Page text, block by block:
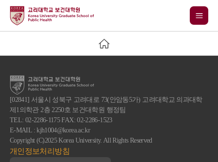
[02841] 서울시 성북구 고려대로 73(안암동5가) 고려대학교 의과대학
제1의학관 2층 2250호 보건대학원 행정팀
TEL: 02-2286-1175 FAX: 02-2286-1523
E-MAIL : kjh1004@korea.ac.kr
Copyright (C)2025 Korea University. All Rights Reserved
개인정보처리방침